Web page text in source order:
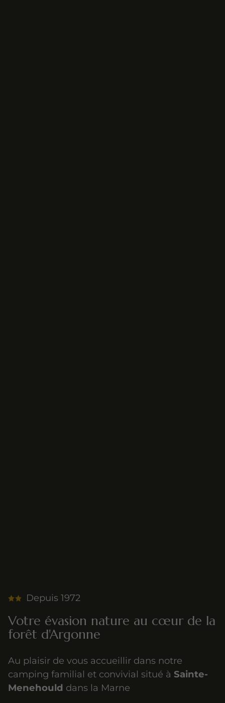
Depuis 1972
Votre évasion nature au cœur de la
forêt d'Argonne
Au plaisir de vous accueillir dans notre
camping familial et convivial situé à Sainte-
Menehould dans la Marne